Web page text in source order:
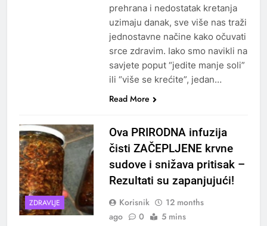
prehrana i nedostatak kretanja
uzimaju danak, sve više nas traži
jednostavne načine kako očuvati
srce zdravim. Iako smo navikli na
savjete poput “jedite manje soli”
ili “više se krećite”, jedan…
Read More
ZDRAVLJE
Ova PRIRODNA infuzija
čisti ZAČEPLJENE krvne
sudove i snižava pritisak –
Rezultati su zapanjujući!
Korisnik
12 months
ago
0 5 mins